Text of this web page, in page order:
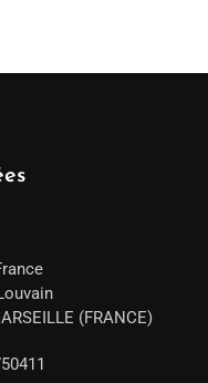
(FRANCE)